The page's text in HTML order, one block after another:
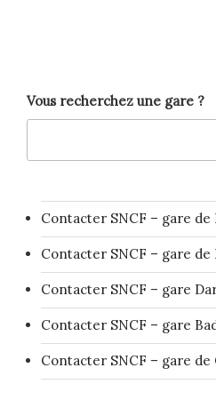
Vous recherchez une gare ?
Contacter SNCF – gare
Contacter SNCF – gare
Contacter SNCF – gare
Contacter SNCF – gare
Contacter SNCF – gare